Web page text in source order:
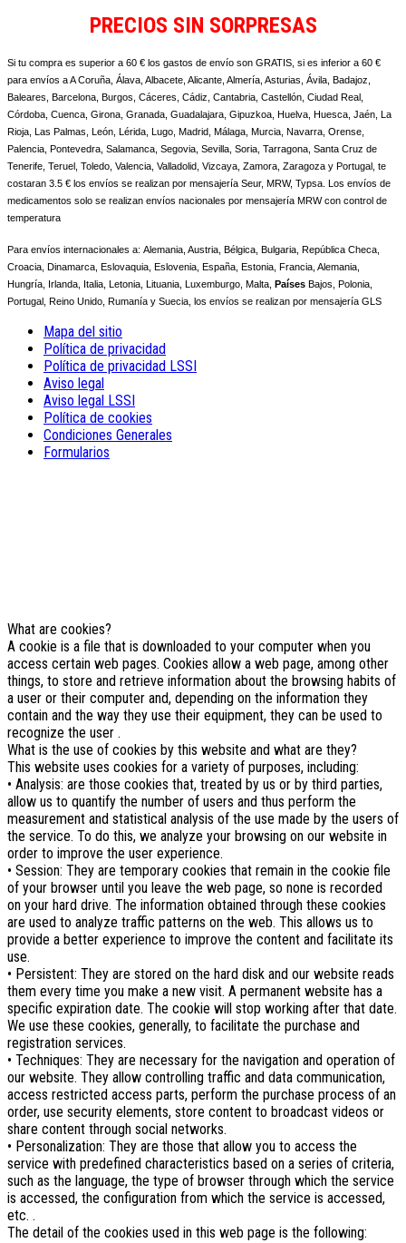
PRECIOS SIN SORPRESAS
Si tu compra es superior a 60 € los gastos de envío son GRATIS, si es inferior a 60 €
para envíos a A Coruña, Álava, Albacete, Alicante, Almería, Asturias, Ávila, Badajoz,
Baleares, Barcelona, Burgos, Cáceres, Cádiz, Cantabria, Castellón, Ciudad Real,
Córdoba, Cuenca, Girona, Granada, Guadalajara, Gipuzkoa, Huelva, Huesca, Jaén, La
Rioja, Las Palmas, León, Lérida, Lugo, Madrid, Málaga, Murcia, Navarra, Orense,
Palencia, Pontevedra, Salamanca, Segovia, Sevilla, Soria, Tarragona, Santa Cruz de
Tenerife, Teruel, Toledo, Valencia, Valladolid, Vizcaya, Zamora, Zaragoza y Portugal, te
costaran 3.5 € los envíos se realizan por mensajería Seur, MRW, Typsa. Los envíos de
medicamentos solo se realizan envíos nacionales por mensajería MRW con control de
temperatura
Para envíos internacionales a: Alemania, Austria, Bélgica, Bulgaria, República Checa,
Croacia, Dinamarca, Eslovaquia, Eslovenia, España, Estonia, Francia, Alemania,
Hungría, Irlanda, Italia, Letonia, Lituania, Luxemburgo, Malta,
Países Bajos, Polonia,
Portugal, Reino Unido, Rumanía y Suecia, los envíos se realizan por mensajería GLS
Mapa del sitio
Política de privacidad
Política de privacidad LSSI
Aviso legal
Aviso legal LSSI
Política de cookies
Condiciones Generales
Formularios
What are cookies?
A cookie is a file that is downloaded to your computer when you
access certain web pages. Cookies allow a web page, among other
things, to store and retrieve information about the browsing habits of
a user or their computer and, depending on the information they
contain and the way they use their equipment, they can be used to
recognize the user .
What is the use of cookies by this website and what are they?
This website uses cookies for a variety of purposes, including:
• Analysis: are those cookies that, treated by us or by third parties,
allow us to quantify the number of users and thus perform the
measurement and statistical analysis of the use made by the users of
the service. To do this, we analyze your browsing on our website in
order to improve the user experience.
• Session: They are temporary cookies that remain in the cookie file
of your browser until you leave the web page, so none is recorded
on your hard drive. The information obtained through these cookies
are used to analyze traffic patterns on the web. This allows us to
provide a better experience to improve the content and facilitate its
use.
• Persistent: They are stored on the hard disk and our website reads
them every time you make a new visit. A permanent website has a
specific expiration date. The cookie will stop working after that date.
We use these cookies, generally, to facilitate the purchase and
registration services.
• Techniques: They are necessary for the navigation and operation of
our website. They allow controlling traffic and data communication,
access restricted access parts, perform the purchase process of an
order, use security elements, store content to broadcast videos or
share content through social networks.
• Personalization: They are those that allow you to access the
service with predefined characteristics based on a series of criteria,
such as the language, the type of browser through which the service
is accessed, the configuration from which the service is accessed,
etc. .
The detail of the cookies used in this web page is the following: